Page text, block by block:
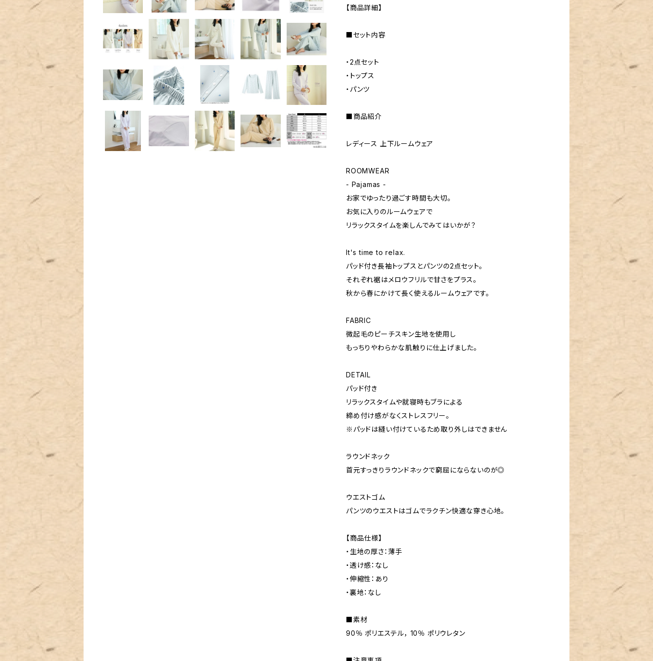
【商品詳細】
■セット内容
・2点セット
・トップス
・パンツ
■商品紹介
レディース 上下ルームウェア
ROOMWEAR
- Pajamas -
お家でゆったり過ごす時間も大切。
お気に入りのルームウェアで
リラックスタイムを楽しんでみてはいかが？
It's time to relax.
パッド付き長袖トップスとパンツの2点セット。
それぞれ裾はメロウフリルで甘さをプラス。
秋から春にかけて長く使えるルームウェアです。
FABRIC
微起毛のピーチスキン生地を使用し
もっちりやわらかな肌触りに仕上げました。
DETAIL
パッド付き
リラックスタイムや就寝時もブラによる
締め付け感がなくストレスフリー。
※パッドは縫い付けているため取り外しはできません
ラウンドネック
首元すっきりラウンドネックで窮屈にならないのが◎
ウエストゴム
パンツのウエストはゴムでラクチン快適な穿き心地。
【商品仕様】
・生地の厚さ：薄手
・透け感：なし
・伸縮性：あり
・裏地：なし
■素材
90％ ポリエステル， 10％ ポリウレタン